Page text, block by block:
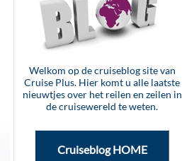
Welkom op de cruiseblog site van
Cruise Plus. Hier komt u alle laatste
nieuwtjes over het reilen en zeilen in
de cruisewereld te weten.
Cruiseblog HOME